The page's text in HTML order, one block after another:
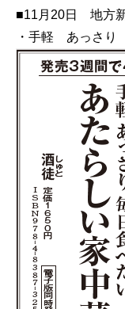
■11月20日 地方
・手軽 あっさ